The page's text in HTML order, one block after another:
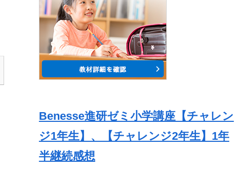
Benesse進研ゼミ小学講座【チャレン
ジ1年生】、【チャレンジ2年生】1年
半継続感想